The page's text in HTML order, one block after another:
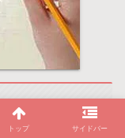
トップ サイドバー